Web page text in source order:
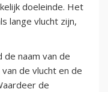
doeleinde. Het
lange vlucht zijn,
naam van de
de vlucht en de
de